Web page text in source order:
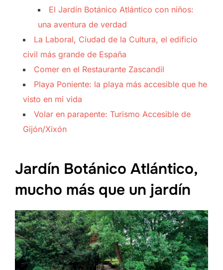
El Jardín Botánico Atlántico con niños:
una aventura de verdad
La Laboral, Ciudad de la Cultura, el edificio
civil más grande de España
Comer en el Restaurante Zascandil
Playa Poniente: la playa más accesible que he
visto en mi vida
Volar en parapente: Turismo Accesible de
Gijón/Xixón
Jardín Botánico Atlántico,
mucho más que un jardín